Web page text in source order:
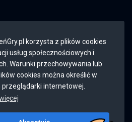
korzysta z plików cookies
usług społecznościowych i
Warunki przechowywania lub
cookies można określić w
internetowej.
konta
Wszystkie prawa